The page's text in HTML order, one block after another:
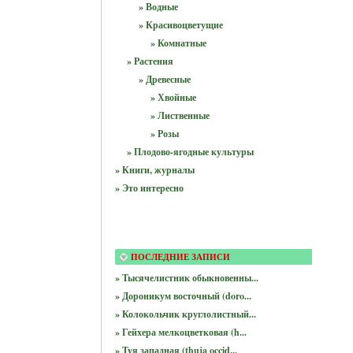
» Водные
» Красивоцветущие
» Комнатные
» Растения
» Древесные
» Хвойные
» Лиственные
» Розы
» Плодово-ягодные культуры
» Книги, журналы
» Это интересно
ПОСЛЕДНИЕ ЗАПИСИ
» Тысячелистник обыкновенны...
» Дороникум восточный (doro...
» Колокольчик круглолистный...
» Гейхера мелкоцветковая (h...
» Туя западная (thuja occid...